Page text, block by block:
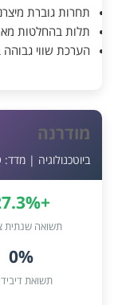
תחרות גוברת
תלות בהחלטות
הערכת שווי
מודרנה
ביוטכנולוגיה | מדד: NASDAQ
+27.3%
תשואה שנתית
0%
תשואת